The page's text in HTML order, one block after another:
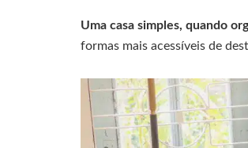
Uma casa simples, quando
formas mais acessíveis de